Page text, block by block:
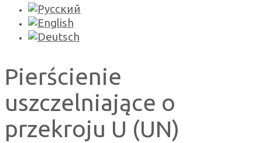
Pierścienie
uszczelniające o
przekroju U (UN)